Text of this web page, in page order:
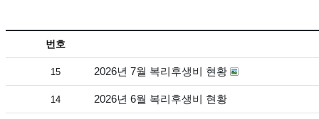
번호
15 2026년 7월 복리후생비 현황
14 2026년 6월 복리후생비 현황